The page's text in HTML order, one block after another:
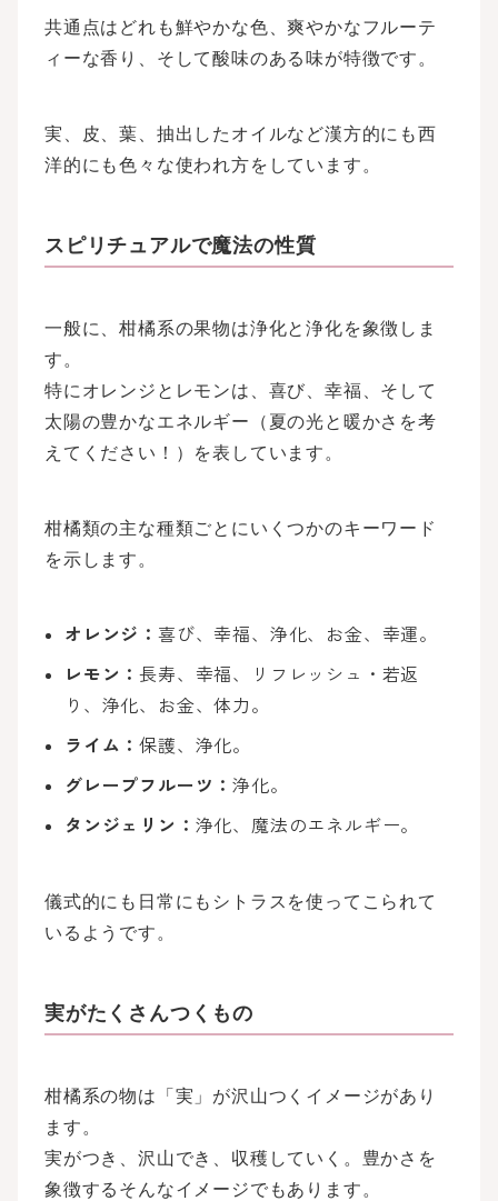
共通点はどれも鮮やかな色、爽やかなフルーテ
ィーな香り、そして酸味のある味が特徴です。
実、皮、葉、抽出したオイルなど漢方的にも西
洋的にも色々な使われ方をしています。
スピリチュアルで魔法の性質
一般に、柑橘系の果物は浄化と浄化を象徴しま
す。
特にオレンジとレモンは、喜び、幸福、そして
太陽の豊かなエネルギー（夏の光と暖かさを考
えてください！）を表しています。
柑橘類の主な種類ごとにいくつかのキーワード
を示します。
オレンジ： 喜び、幸福、浄化、お金、幸運。
レモン：長寿、幸福、リフレッシュ・若返
り、浄化、お金、体力。
ライム：保護、浄化。
グレープフルーツ：浄化。
タンジェリン： 浄化、魔法のエネルギー。
儀式的にも日常にもシトラスを使ってこられて
いるようです。
実がたくさんつくもの
柑橘系の物は「実」が沢山つくイメージがあり
ます。
実がつき、沢山でき、収穫していく。豊かさを
象徴するそんなイメージでもあります。